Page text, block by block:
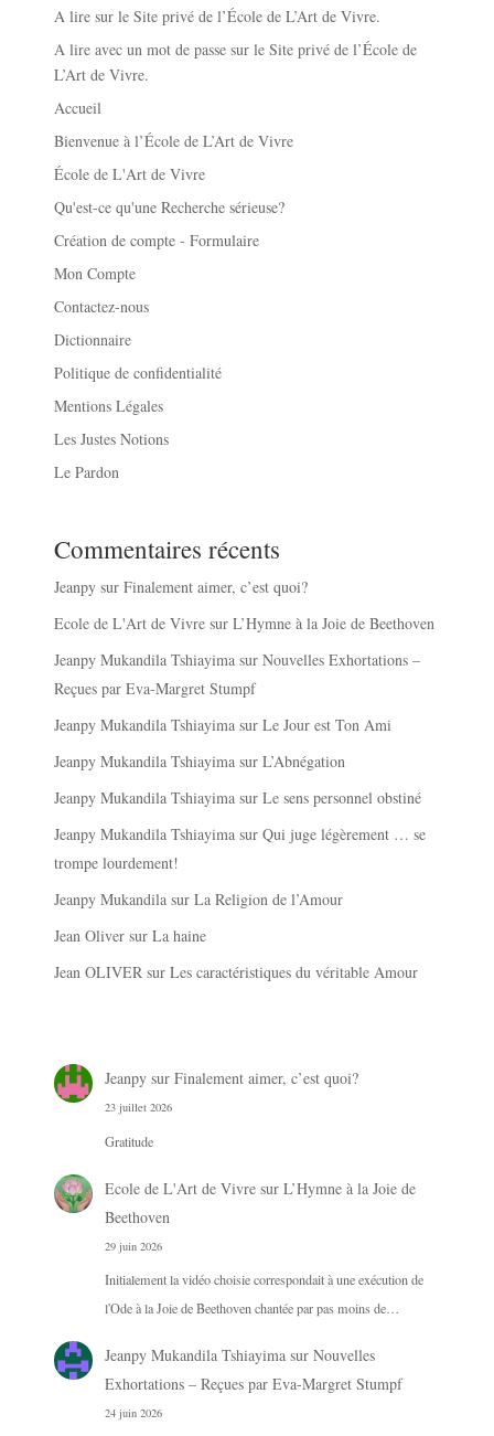
A lire sur le Site privé de l’École de L’Art de Vivre.
A lire avec un mot de passe sur le Site privé de l’École de
L’Art de Vivre.
Accueil
Bienvenue à l’École de L’Art de Vivre
École de L'Art de Vivre
Qu'est-ce qu'une Recherche sérieuse?
Création de compte - Formulaire
Mon Compte
Contactez-nous
Dictionnaire
Politique de confidentialité
Mentions Légales
Les Justes Notions
Le Pardon
Commentaires récents
Jeanpy surFinalement aimer, c’est quoi?
Ecole de L'Art de Vivre surL’Hymne à la Joie de Beethoven
Jeanpy Mukandila Tshiayima surNouvelles Exhortations –
Reçues par Eva-Margret Stumpf
Jeanpy Mukandila Tshiayima surLe Jour est Ton Ami
Jeanpy Mukandila Tshiayima surL’Abnégation
Jeanpy Mukandila Tshiayima surLe sens personnel obstiné
Jeanpy Mukandila Tshiayima surQui juge légèrement … se
trompe lourdement!
Jeanpy Mukandila surLa Religion de l’Amour
Jean Oliver surLa haine
Jean OLIVER surLes caractéristiques du véritable Amour
Jeanpysur Finalement aimer, c’est quoi?
23 juillet 2026
Gratitude
Ecole de L'Art de Vivresur L’Hymne à la Joie de
Beethoven
29 juin 2026
Initialement la vidéo choisie correspondait à une exécution de
l'Ode à la Joie de Beethoven chantée par pas moins de…
Jeanpy Mukandila Tshiayimasur Nouvelles
Exhortations – Reçues par Eva-Margret Stumpf
24 juin 2026